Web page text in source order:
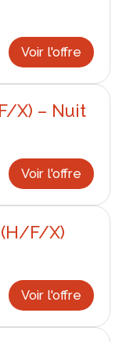
Voir l'offre
X) – Nuit
Voir l'offre
F/X)
Voir l'offre